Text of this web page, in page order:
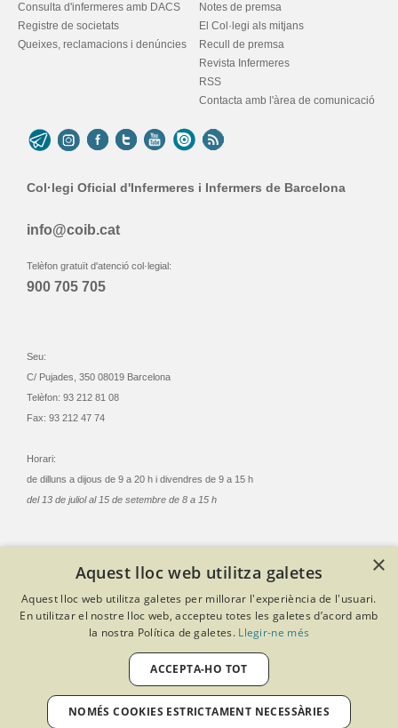
Consulta d'infermeres amb DACS
Registre de societats
Queixes, reclamacions i denúncies
Notes de premsa
El Col·legi als mitjans
Recull de premsa
Revista Infermeres
RSS
Contacta amb l'àrea de comunicació
Col·legi Oficial d'Infermeres i Infermers de Barcelona
info@coib.cat
Telèfon gratuït d'atenció col·legial:
900 705 705
Seu:
C/ Pujades, 350 08019 Barcelona
Telèfon: 93 212 81 08
Fax: 93 212 47 74
Horari:
de dilluns a dijous de 9 a 20 h i divendres de 9 a 15 h
del 13 de juliol al 15 de setembre de 8 a 15 h
© Col·legi Oficial Infermeres i Infermers de Barcelona
Criteris de privacitat
Política de cookies
Avís legal
Política de protecció de dades
Política de qualitat
Desenvolupat amb Softeng Portal Builder
×
Aquest lloc web utilitza galetes
Aquest lloc web utilitza galetes per millorar l'experiència de l'usuari.
En utilitzar el nostre lloc web, accepteu totes les galetes d’acord amb
la nostra Política de galetes. Llegir-ne més
ACCEPTA-HO TOT
NOMÉS COOKIES ESTRICTAMENT NECESSÀRIES